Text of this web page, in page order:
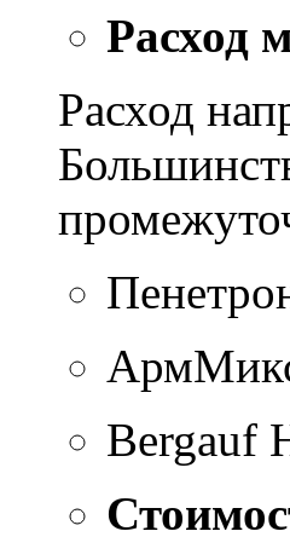
Расход
Расход
Bergauf